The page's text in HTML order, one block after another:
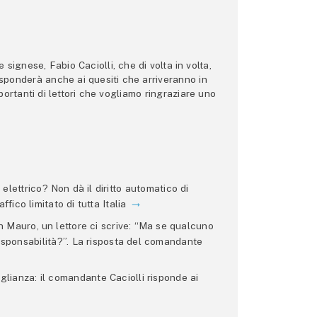
Fabio Caciolli, che di volta in volta,
anche ai quesiti che arriveranno in
di lettori che vogliamo ringraziare uno
Non dà il diritto automatico di
limitato di tutta Italia
Mauro, un lettore ci scrive: “Ma se qualcuno
La risposta del comandante
il comandante Caciolli risponde ai